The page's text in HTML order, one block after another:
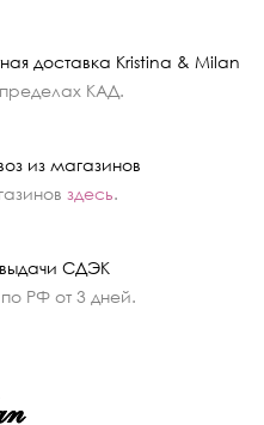
доставка Kristina & Milan
КАД.
из магазинов
здесь.
СДЭК
РФ от 3 дней.